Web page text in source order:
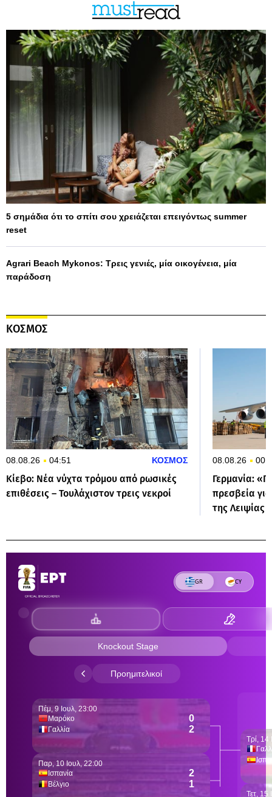
5 σημάδια ότι το σπίτι σου χρειάζεται επειγόντως summer
reset
Agrari Beach Mykonos: Τρεις γενιές, μία οικογένεια, μία
παράδοση
ΚΟΣΜΟΣ
08.08.26 04:51 ΚΟΣΜΟΣ
Κίεβο: Νέα νύχτα τρόμου από ρωσικές
επιθέσεις – Τουλάχιστον τρεις νεκροί
08.08.26
Γερμανία:
πρεσβεία
της Λειψίας